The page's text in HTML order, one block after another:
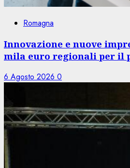
Romagna
Innovazione e nuove
mila euro regionali per il
6 Agosto 2026 0